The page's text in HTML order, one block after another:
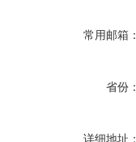
常用邮箱：
省份：
详细地址：